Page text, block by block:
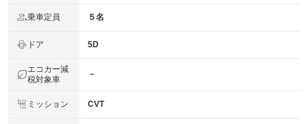
乗車定員 ５名
ドア 5D
エコカー減
税対象車
－
ミッション CVT